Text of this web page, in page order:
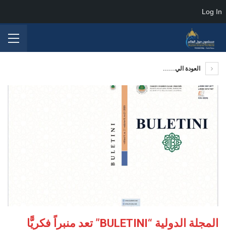
العودة الي......
المجلة الدولية “BULETINI” تعد منبراً فكريًّا
Log In